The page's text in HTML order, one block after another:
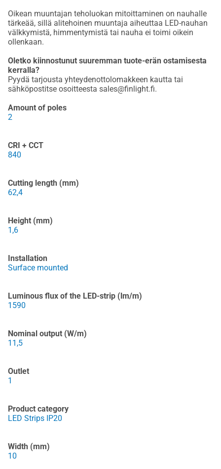
Oikean muuntajan teholuokan mitoittaminen on nauhalle
tärkeää, sillä alitehoinen muuntaja aiheuttaa LED-nauhan
välkkymistä, himmentymistä tai nauha ei toimi oikein
ollenkaan.
Oletko kiinnostunut suuremman tuote-erän ostamisesta
kerralla?
Pyydä tarjousta yhteydenottolomakkeen kautta tai
sähköpostitse osoitteesta sales@finlight.fi.
Amount of poles
2
CRI + CCT
840
Cutting length (mm)
62,4
Height (mm)
1,6
Installation
Surface mounted
Luminous flux of the LED-strip (lm/m)
1590
Nominal output (W/m)
11,5
Outlet
1
Product category
LED Strips IP20
Width (mm)
10